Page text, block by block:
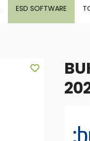
ESD SOFTWARE